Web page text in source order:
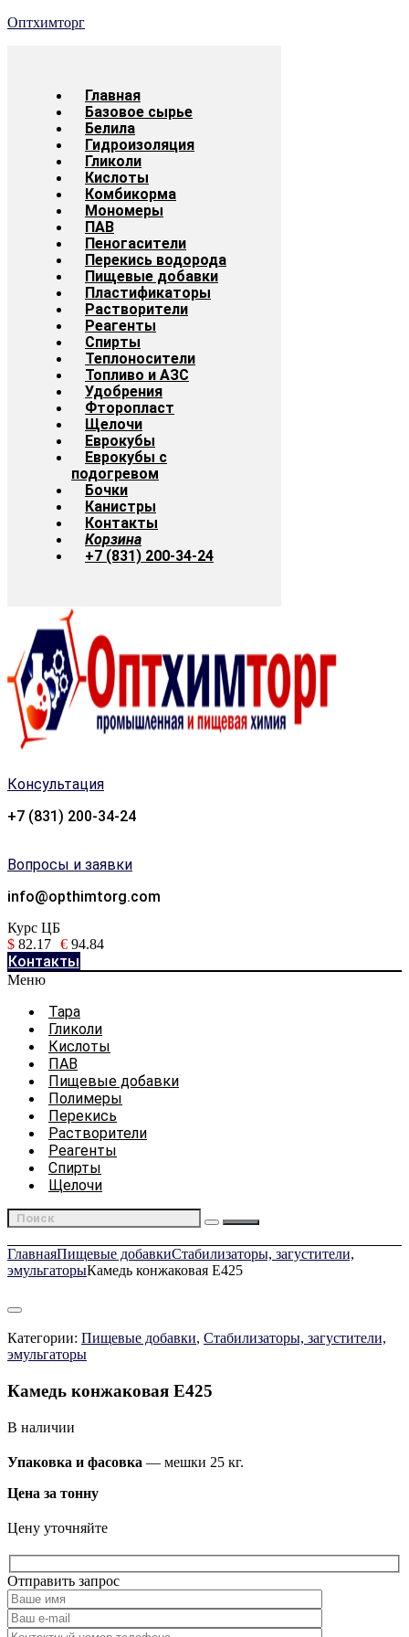
Оптхимторг
Главная
Базовое сырье
Белила
Гидроизоляция
Гликоли
Кислоты
Комбикорма
Мономеры
ПАВ
Пеногасители
Перекись водорода
Пищевые добавки
Пластификаторы
Растворители
Реагенты
Спирты
Теплоносители
Топливо и АЗС
Удобрения
Фторопласт
Щелочи
Еврокубы
Еврокубы с
подогревом
Бочки
Канистры
Контакты
Корзина
+7 (831) 200-34-24
Консультация
+7 (831) 200-34-24
Вопросы и заявки
info@opthimtorg.com
Курс ЦБ
$ 82.17 € 94.84
Контакты
Меню
Тара
Гликоли
Кислоты
ПАВ
Пищевые добавки
Полимеры
Перекись
Растворители
Реагенты
Спирты
Щелочи
ГлавнаяПищевые добавкиСтабилизаторы, загустители,
эмульгаторыКамедь конжаковая Е425
Категории: Пищевые добавки, Стабилизаторы, загустители,
эмульгаторы
Камедь конжаковая Е425
В наличии
Упаковка и фасовка — мешки 25 кг.
Цена за тонну
Цену уточняйте
Отправить запрос